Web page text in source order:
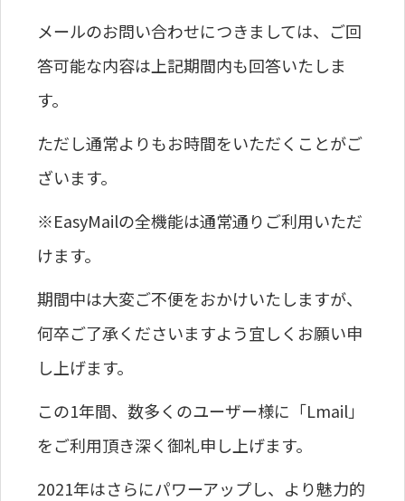
メールのお問い合わせにつきましては、ご回
答可能な内容は上記期間内も回答いたしま
す。
ただし通常よりもお時間をいただくことがご
ざいます。
※EasyMailの全機能は通常通りご利用いただ
けます。
期間中は大変ご不便をおかけいたしますが、
何卒ご了承くださいますよう宜しくお願い申
し上げます。
この1年間、数多くのユーザー様に「Lmail」
をご利用頂き深く御礼申し上げます。
2021年はさらにパワーアップし、より魅力的